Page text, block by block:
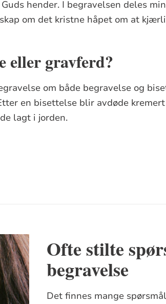
hender. I begravelsen deles
om det kristne håpet om at
eller gravferd?
om både begravelse og
en bisettelse blir avdøde
lagt i jorden.
Ofte stilte
begravelse
Det finnes mange